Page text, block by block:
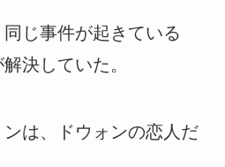
じ事件が起きている
決していた。
は、ドウォンの恋人だ